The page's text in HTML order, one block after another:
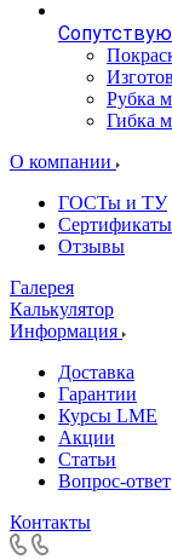
Рубка
Гибка
О компании
ГОСТы и ТУ
Сертификаты
Отзывы
Галерея
Калькулятор
Информация
Доставка
Гарантии
Курсы LME
Акции
Статьи
Вопрос-ответ
Контакты